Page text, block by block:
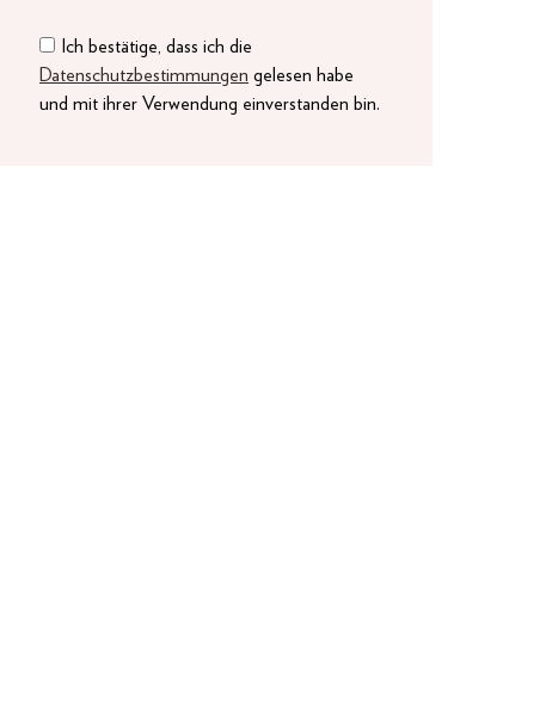
Ich bestätige, dass ich die
Datenschutzbestimmungen gelesen habe
und mit ihrer Verwendung einverstanden bin.